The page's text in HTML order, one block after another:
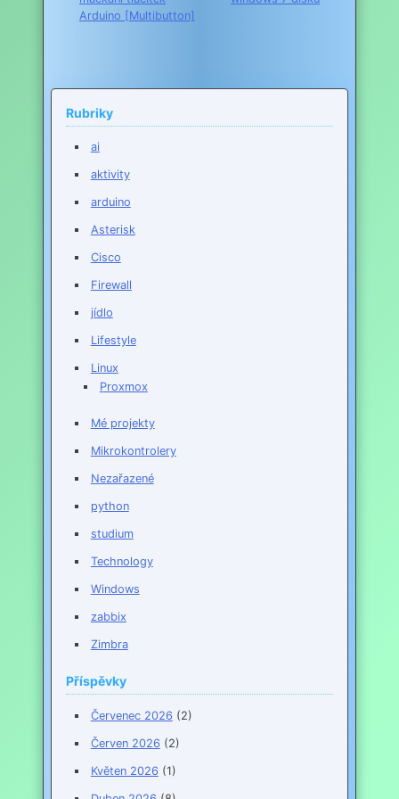
pro
Arduino [Multibutton]
Rubriky
ai
aktivity
arduino
Asterisk
Cisco
Firewall
jídlo
Lifestyle
Linux
Proxmox
Mé projekty
Mikrokontrolery
Nezařazené
python
studium
Technology
Windows
zabbix
Zimbra
Příspěvky
Červenec 2026 (2)
Červen 2026 (2)
Květen 2026 (1)